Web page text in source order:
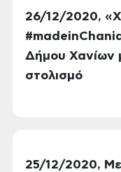
26/12/2020,
Δήμου Χανίων
στολισμό
25/12/2020,